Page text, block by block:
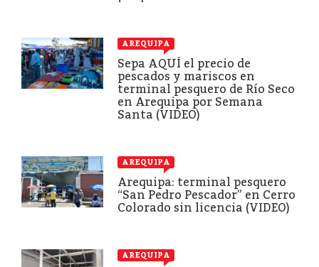
AREQUIPA
Sepa AQUÍ el precio de
pescados y mariscos en
terminal pesquero de Río Seco
en Arequipa por Semana
Santa (VIDEO)
AREQUIPA
Arequipa: terminal pesquero
“San Pedro Pescador” en Cerro
Colorado sin licencia (VIDEO)
AREQUIPA